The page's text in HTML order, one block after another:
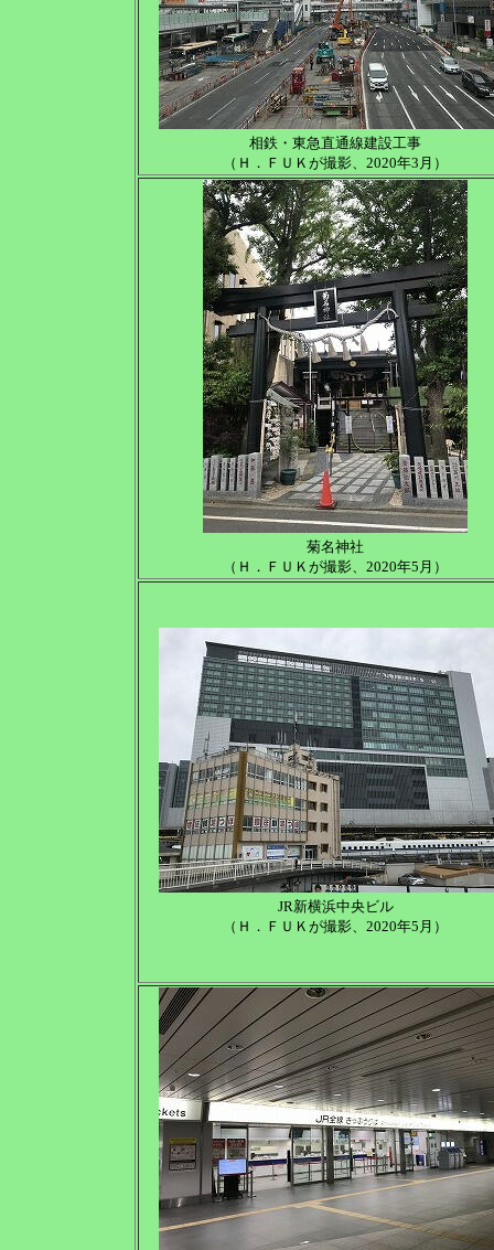
相鉄・東急直通線建設工事
（Ｈ．ＦＵＫが撮影、2020年3月）
菊名神社
（Ｈ．ＦＵＫが撮影、2020年5月）
JR新横浜中央ビル
（Ｈ．ＦＵＫが撮影、2020年5月）